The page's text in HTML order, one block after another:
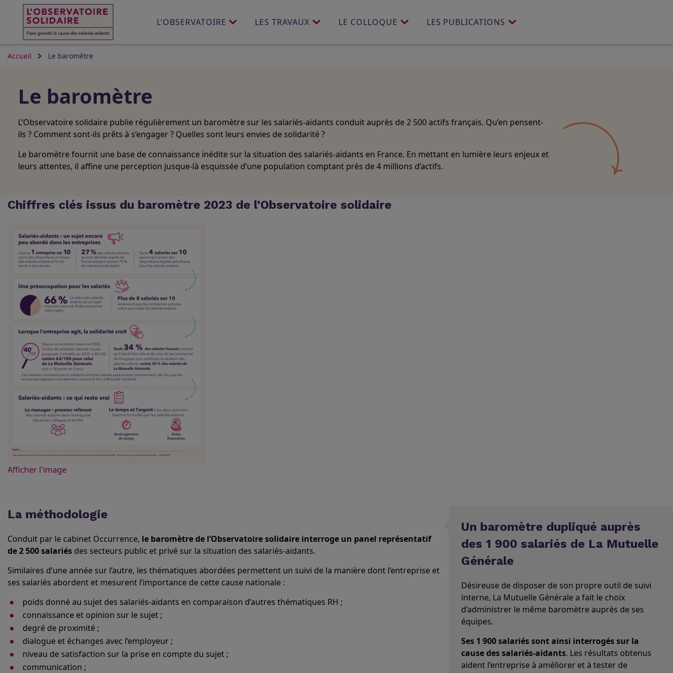
L’OBSERVATOIRE LES TRAVAUX LE COLLOQUE LES PUBLICATIONS
Accueil Le baromètre
Le baromètre
L’Observatoire solidaire publie régulièrement un baromètre sur les salariés-aidants conduit auprès de 2 500 actifs français. Qu’en pensent-
ils ? Comment sont-ils prêts à s’engager ? Quelles sont leurs envies de solidarité ?
Le baromètre fournit une base de connaissance inédite sur la situation des salariés-aidants en France. En mettant en lumière leurs enjeux et
leurs attentes, il affine une perception jusque-là esquissée d’une population comptant près de 4 millions d’actifs.
Chiffres clés issus du baromètre 2023 de l’Observatoire solidaire
Afficher l'image
La méthodologie
Conduit par le cabinet Occurrence, le baromètre de l’Observatoire solidaire interroge un panel représentatif
de 2 500 salariés des secteurs public et privé sur la situation des salariés-aidants.
Similaires d’une année sur l’autre, les thématiques abordées permettent un suivi de la manière dont l’entreprise et
ses salariés abordent et mesurent l’importance de cette cause nationale :
poids donné au sujet des salariés-aidants en comparaison d’autres thématiques RH ;
connaissance et opinion sur le sujet ;
degré de proximité ;
dialogue et échanges avec l’employeur ;
niveau de satisfaction sur la prise en compte du sujet ;
communication ;
Un baromètre dupliqué auprès
des 1 900 salariés de La Mutuelle
Générale
Désireuse de disposer de son propre outil de suivi
interne, La Mutuelle Générale a fait le choix
d’administrer le même baromètre auprès de ses
équipes.
Ses 1 900 salariés sont ainsi interrogés sur la
cause des salariés-aidants. Les résultats obtenus
aident l’entreprise à améliorer et à tester de